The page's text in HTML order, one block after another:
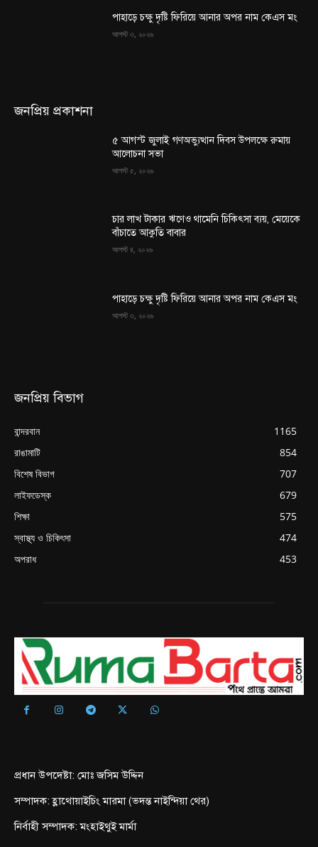
পাহাড়ে চক্ষু দৃষ্টি ফিরিয়ে আনার অপর নাম কেএস মং
আগস্ট ৩, ২০২৬
জনপ্রিয় প্রকাশনা
৫ আগস্ট জুলাই গণঅভ্যুত্থান দিবস উপলক্ষে রুমায়
আলোচনা সভা
আগস্ট ৫, ২০২৬
চার লাখ টাকার ঋণেও থামেনি চিকিৎসা ব্যয়, মেয়েকে
বাঁচাতে আকুতি বাবার
আগস্ট ৪, ২০২৬
পাহাড়ে চক্ষু দৃষ্টি ফিরিয়ে আনার অপর নাম কেএস মং
আগস্ট ৩, ২০২৬
জনপ্রিয় বিভাগ
বান্দরবান
1165
রাঙামাটি
854
বিশেষ বিভাগ
707
লাইফডেস্ক
679
শিক্ষা
575
স্বাস্থ্য ও চিকিৎসা
474
অপরাধ
453
প্রধান উপদেষ্টা: মোঃ জসিম উদ্দিন
সম্পাদক: হ্লাথোয়াইচিং মারমা (ভদন্ত নাইন্দিয়া থের)
নির্বাহী সম্পাদক: মংহাইথুই মার্মা